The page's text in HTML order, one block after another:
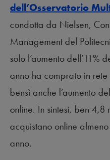
dell’Osservatorio
condotta da Nielsen,
Management del
solo l’aumento dell’11%
anno ha comprato in
bensì anche l’aumento
online. In sintesi, ben 4,8
acquistano online
anno.